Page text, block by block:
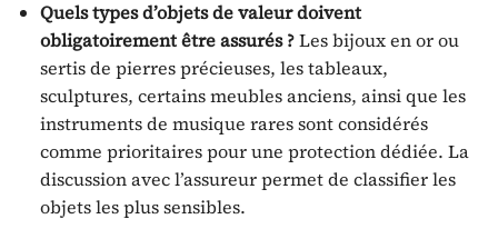
Quels types d’objets de valeur doivent
obligatoirement être assurés ?Les bijoux en or ou
sertis de pierres précieuses, les tableaux,
sculptures, certains meubles anciens, ainsi que les
instruments de musique rares sont considérés
comme prioritaires pour une protection dédiée. La
discussion avec l’assureur permet de classifier les
objets les plus sensibles.